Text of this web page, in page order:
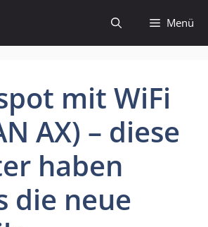
Menü
mit WiFi
AX) – diese
haben
die neue